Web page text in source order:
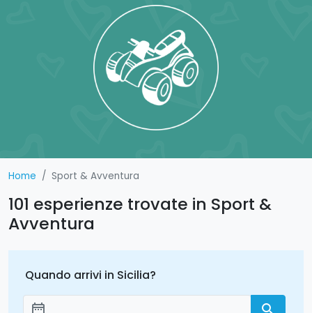
Home Sport & Avventura
101 esperienze trovate in Sport &
Avventura
Quando arrivi in Sicilia?